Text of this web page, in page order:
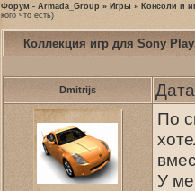
Форум - Armada_Group » Игры » Консоли и
кого что есть)
Коллекция игр для Sony
Dmitrijs
По
У